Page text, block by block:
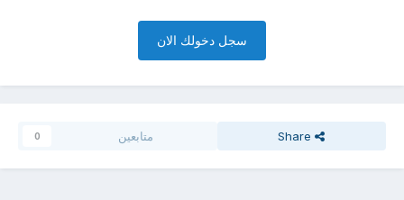
سجل دخولك الان
Share متابعين 0